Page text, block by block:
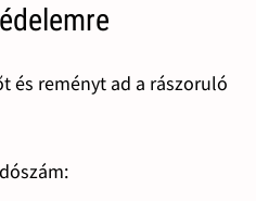
és reményt ad a rászoruló